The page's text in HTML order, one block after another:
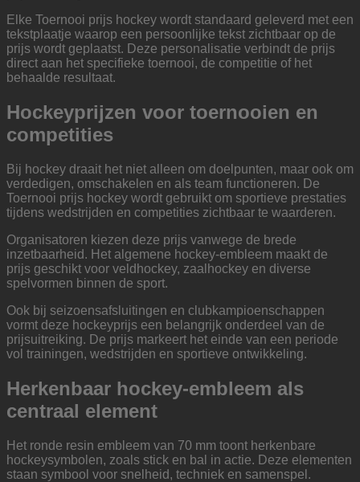
Elke Toernooi prijs hockey wordt standaard geleverd met een
tekstplaatje waarop een persoonlijke tekst zichtbaar op de
prijs wordt geplaatst. Deze personalisatie verbindt de prijs
direct aan het specifieke toernooi, de competitie of het
behaalde resultaat.
Hockeyprijzen voor toernooien en
competities
Bij hockey draait het niet alleen om doelpunten, maar ook om
verdedigen, omschakelen en als team functioneren. De
Toernooi prijs hockey wordt gebruikt om sportieve prestaties
tijdens wedstrijden en competities zichtbaar te waarderen.
Organisatoren kiezen deze prijs vanwege de brede
inzetbaarheid. Het algemene hockey-embleem maakt de
prijs geschikt voor veldhockey, zaalhockey en diverse
spelvormen binnen de sport.
Ook bij seizoensafsluitingen en clubkampioenschappen
vormt deze hockeyprijs een belangrijk onderdeel van de
prijsuitreiking. De prijs markeert het einde van een periode
vol trainingen, wedstrijden en sportieve ontwikkeling.
Herkenbaar hockey-embleem als
centraal element
Het ronde resin embleem van 70 mm toont herkenbare
hockeysymbolen, zoals stick en bal in actie. Deze elementen
staan symbool voor snelheid, techniek en samenspel.